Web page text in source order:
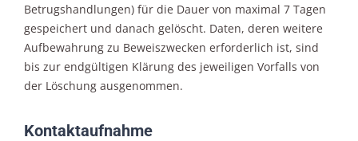
Betrugshandlungen) für die Dauer von maximal 7 Tagen
gespeichert und danach gelöscht. Daten, deren weitere
Aufbewahrung zu Beweiszwecken erforderlich ist, sind
bis zur endgültigen Klärung des jeweiligen Vorfalls von
der Löschung ausgenommen.
Kontaktaufnahme